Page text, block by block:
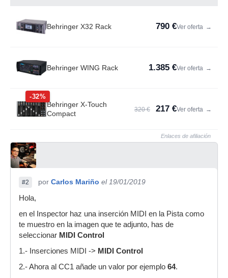
Behringer X32 Rack 790 €Ver oferta →
Behringer WING Rack 1.385 €Ver oferta →
-32%
Behringer X-Touch
Compact
320 € 217 €Ver oferta →
Enlaces de afiliación
#2 por Carlos Mariño el 19/01/2019
Hola,
en el Inspector haz una inserción MIDI en la Pista como
te muestro en la imagen que te adjunto, has de
seleccionar MIDI Control
1.- Inserciones MIDI -> MIDI Control
2.- Ahora al CC1 añade un valor por ejemplo 64.